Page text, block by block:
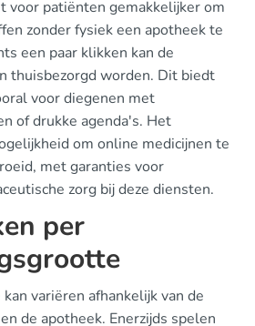
voor patiënten gemakkelijker om
zonder fysiek een apotheek te
een paar klikken kan de
thuisbezorgd worden. Dit biedt
voor diegenen met
of drukke agenda's. Het
om online medicijnen te
met garanties voor
zorg bij deze diensten.
per
variëren afhankelijk van de
de apotheek. Enerzijds spelen